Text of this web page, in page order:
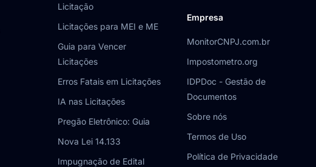
Licitação
Licitações para MEI e ME
Guia para Vencer
Licitações
Erros Fatais em Licitações
IA nas Licitações
Pregão Eletrônico: Guia
Nova Lei 14.133
Impugnação de Edital
Empresa
MonitorCNPJ.com.br
Impostometro.org
IDPDoc - Gestão de
Documentos
Sobre nós
Termos de Uso
Política de Privacidade